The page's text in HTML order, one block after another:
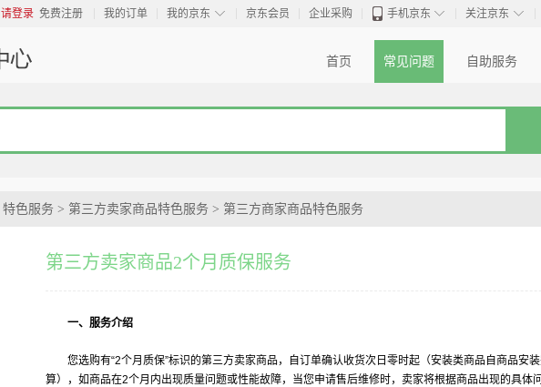
请登录 免费注册 我的订单 ◇
我的京东 京东会员 企业采购 ◇
手机京东 ◇
关注京东
首页 常见问题 自助服务
特色服务 > 第三方卖家商品特色服务 > 第三方商家商品特色服务
第三方卖家商品2个月质保服务
一、服务介绍
您选购有“2个月质保”标识的第三方卖家商品，自订单确认收货次日零时起（安装类商品自商品安
算），如商品在2个月内出现质量问题或性能故障，当您申请售后维修时，卖家将根据商品出现的具体